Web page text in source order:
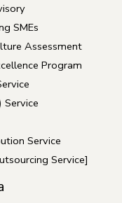
SMEs
Assessment
Program
Service
Service
Service]